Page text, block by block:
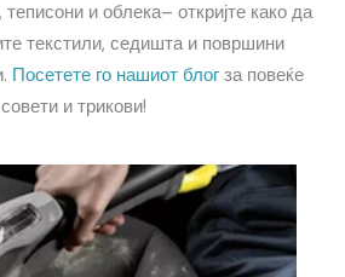
и облека– откријте како да
текстили, седишта и површини
Посетете го нашиот блогза повеќе
совети и трикови!